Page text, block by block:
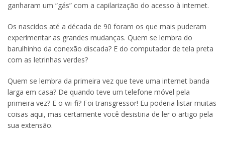
ganharam um “gás” com a capilarização do acesso à internet.
Os nascidos até a década de 90 foram os que mais puderam
experimentar as grandes mudanças. Quem se lembra do
barulhinho da conexão discada? E do computador de tela preta
com as letrinhas verdes?
Quem se lembra da primeira vez que teve uma internet banda
larga em casa? De quando teve um telefone móvel pela
primeira vez? E o wi-fi? Foi transgressor! Eu poderia listar muitas
coisas aqui, mas certamente você desistiria de ler o artigo pela
sua extensão.